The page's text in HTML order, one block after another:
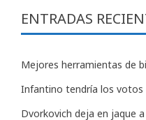
ENTRADAS
Mejores herramientas de
Infantino tendría los votos
Dvorkovich deja en jaque